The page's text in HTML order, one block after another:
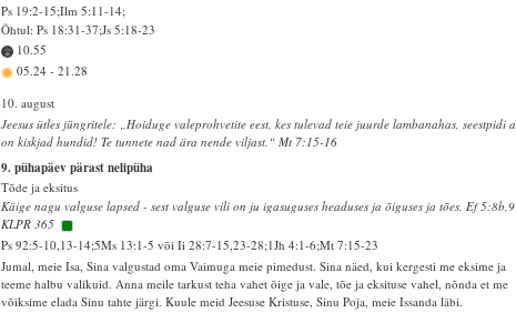
Ps 19:2-15;Ilm 5:11-14;
Õhtul: Ps 18:31-37;Js 5:18-23
10.55
05.24-21.28
10. august
Jeesus ütles jüngritele: „Hoiduge valeprohvetite eest, kes tulevad teie juurde lambanahas, seestpidi
on kiskjad hundid! Te tunnete nad ära nende viljast.“ Mt 7:15-16
9. pühapäev pärast nelipüha
Tõde ja eksitus
Käige nagu valguse lapsed - sest valguse vili on ju igasuguses headuses ja õiguses ja tões. Ef 5:8b,9
KLPR 365
Ps 92:5-10,13-14;5Ms 13:1-5 või Ii 28:7-15,23-28;1Jh 4:1-6;Mt 7:15-23
Jumal, meie Isa, Sina valgustad oma Vaimuga meie pimedust. Sina näed, kui kergesti me eksime ja
teeme halbu valikuid. Anna meile tarkust teha vahet õige ja vale, tõe ja eksituse vahel, nõnda et me
võiksime elada Sinu tahte järgi. Kuule meid Jeesuse Kristuse, Sinu Poja, meie Issanda läbi.